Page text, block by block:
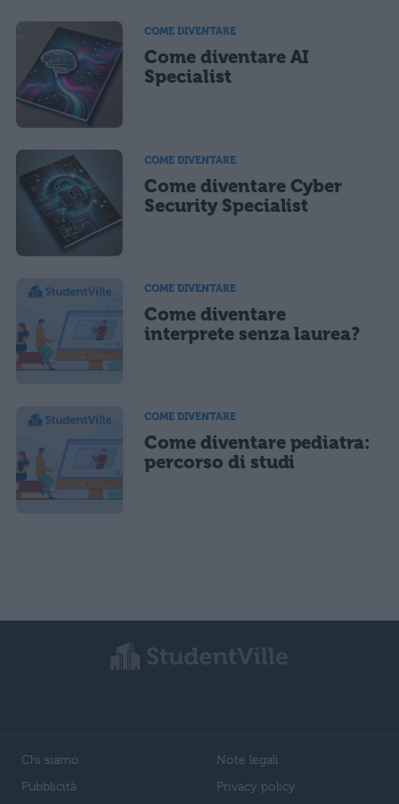
COME DIVENTARE
Come diventare AI
Specialist
COME DIVENTARE
Come diventare Cyber
Security Specialist
COME DIVENTARE
Come diventare
interprete senza laurea?
COME DIVENTARE
Come diventare pediatra:
percorso di studi
Chi siamo
Pubblicità
Note legali
Privacy policy